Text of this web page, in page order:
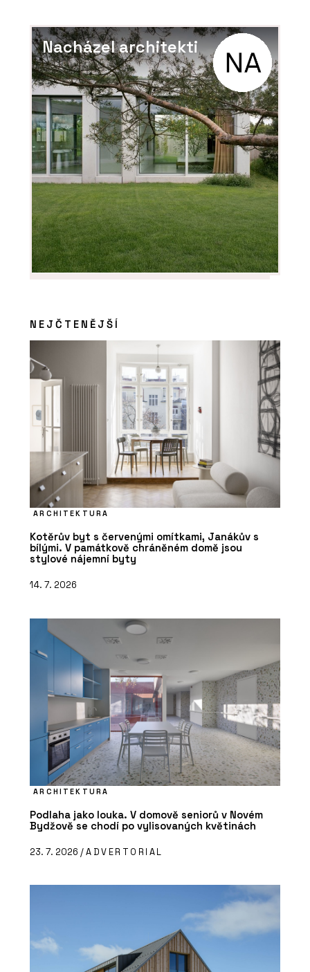
Nacházel architekti
NEJČTENĚJŠÍ
ARCHITEKTURA
Kotěrův byt s červenými omítkami, Janákův s
bílými. V památkově chráněném domě jsou
stylové nájemní byty
14. 7. 2026
ARCHITEKTURA
Podlaha jako louka. V domově seniorů v Novém
Bydžově se chodí po vylisovaných květinách
23. 7. 2026 /ADVERTORIAL